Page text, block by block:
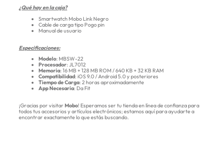
¿Qué hay en la caja?
Smartwatch Mobo Link Negro
Cable de carga tipo Pogo pin
Manual de usuario
Especificaciones:
Modelo: MBSW-22
Procesador: JL7012
Memoria: 16 MB + 128 MB ROM / 640 KB + 32 KB RAM
Compatibilidad: iOS 9.0 / Android 5.0 y posteriores
Tiempo de Carga: 2 horas aproximadamente
App Necesaria: Da Fit
¡Gracias por visitarMobo! Esperamos ser tu tienda en línea de confianza para
todos tus accesorios y artículos electrónicos; estamos aquí para ayudarte a
encontrar exactamente lo que estás buscando.